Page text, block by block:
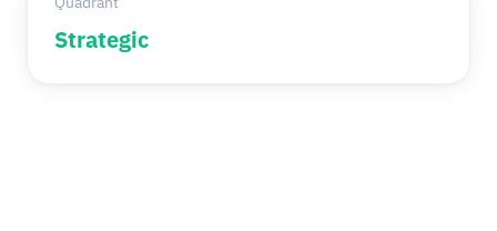
Strategic